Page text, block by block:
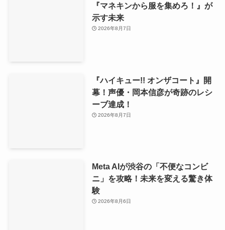
『マネキンから服を集めろ！』が
示す未来
2026年8月7日
『ハイキュー!! オンザコート』開
幕！声優・岡本信彦が奇跡のレシ
ーブ達成！
2026年8月7日
Meta AIが渋谷の「不便なコンビ
ニ」を攻略！未来を変える驚き体
験
2026年8月6日